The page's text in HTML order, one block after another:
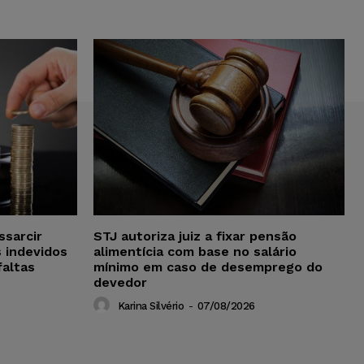
STJ autoriza juiz a fixar pensão
alimentícia com base no salário
mínimo em caso de desemprego do
devedor
Karina Silvério - 07/08/2026